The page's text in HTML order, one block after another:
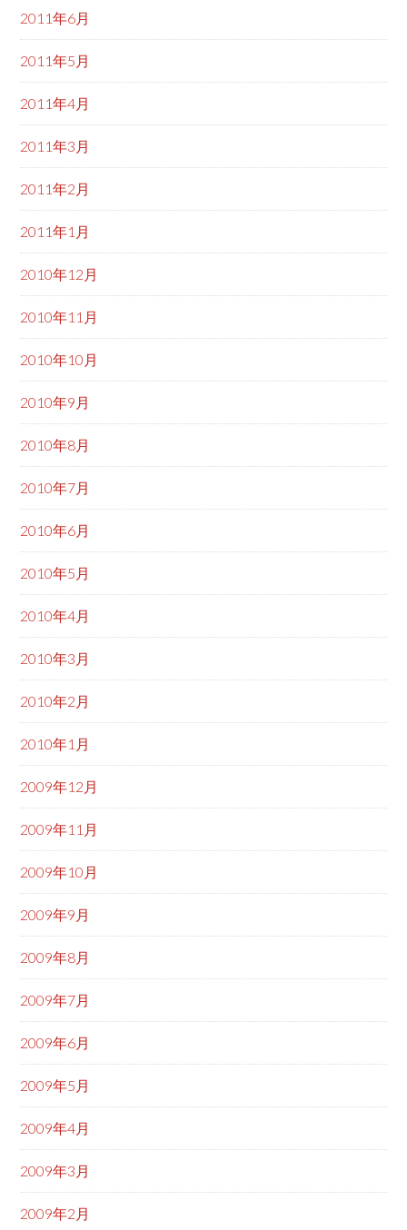
2011年6月
2011年5月
2011年4月
2011年3月
2011年2月
2011年1月
2010年12月
2010年11月
2010年10月
2010年9月
2010年8月
2010年7月
2010年6月
2010年5月
2010年4月
2010年3月
2010年2月
2010年1月
2009年12月
2009年11月
2009年10月
2009年9月
2009年8月
2009年7月
2009年6月
2009年5月
2009年4月
2009年3月
2009年2月